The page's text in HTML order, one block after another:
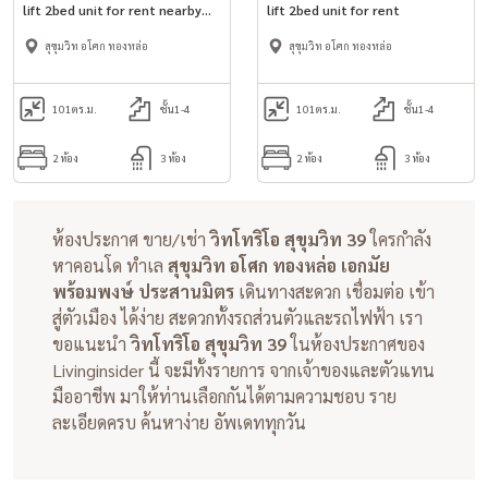
lift 2bed unit for rent nearby
BTS Phrom Phong staion
สุขุมวิท อโศก ทองหล่อ
101 ตร.ม. ชั้น1-4
2 ห้อง 3 ห้อง
lift 2bed unit for rent
สุขุมวิท อโศก ทองหล่อ
101 ตร.ม. ชั้น1-4
2 ห้อง 3 ห้อง
ห้องประกาศ ขาย/เช่าวิทโทริโอ สุขุมวิท 39ใครกำลัง
หาคอนโด ทำเล สุขุมวิท อโศก ทองหล่อ เอกมัย
พร้อมพงษ์ ประสานมิตร เดินทางสะดวก เชื่อมต่อ เข้า
สู่ตัวเมือง ได้ง่าย สะดวกทั้งรถส่วนตัวและรถไฟฟ้า เรา
ขอแนะนำวิทโทริโอ สุขุมวิท 39ในห้องประกาศของ
Livinginsider นี้ จะมีทั้งรายการ จากเจ้าของและตัวแทน
มืออาชีพ มาให้ท่านเลือกกันได้ตามความชอบ ราย
ละเอียดครบ ค้นหาง่าย อัพเดททุกวัน